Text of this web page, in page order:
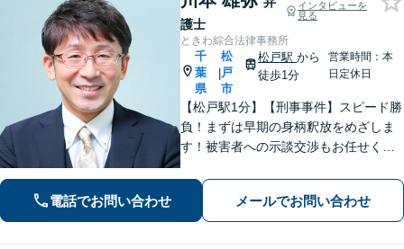
護士
インタビューを
見る
ときわ綜合法律事務所
千
葉
県
|
松
戸
市
松戸駅から
徒歩1分
営業時間：本
日定休日
【松戸駅1分】【刑事事件】スピード勝
負！まずは早期の身柄釈放をめざしま
す！被害者への示談交渉もお任せくだ
も」で悩んでいませんか？証拠の集め
方や交渉の進め方には自信がありま
す。調停もお任せください。
電話でお問い合わせ メールでお問い合わせ